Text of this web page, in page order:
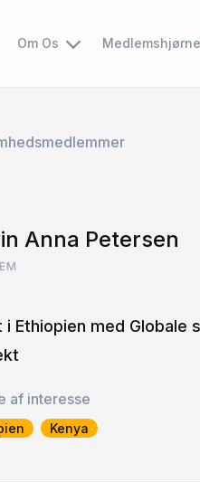
Om Os
Anna Petersen
i Ethiopien med
af interesse
Kenya